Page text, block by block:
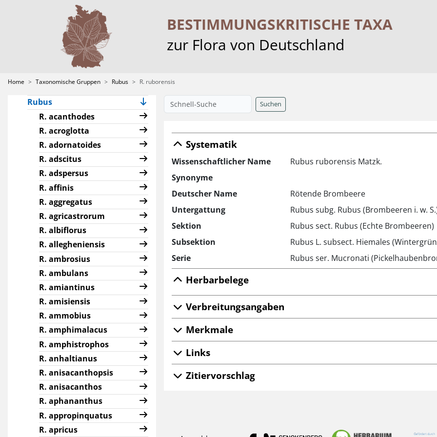
BESTIMMUNGS­KRITISCHE TAXA
zur Flora von Deutschland
Home Taxonomische Gruppen Rubus R. ruborensis
Hieracium
Ranunculus sect.
Rubus
R. acanthodes
R. acroglotta
R. adornatoides
R. adscitus
R. adspersus
R. affinis
R. aggregatus
R. agricastrorum
R. albiflorus
R. allegheniensis
R. ambrosius
R. ambulans
R. amiantinus
R. amisiensis
R. ammobius
R. amphimalacus
R. amphistrophos
R. anhaltianus
R. anisacanthopsis
R. anisacanthos
R. aphananthus
R. appropinquatus
R. apricus
Suchen
Systematik
Wissenschaftlicher Name
Rubus ruborensis Matzk.
Synonyme
Deutscher Name
Rötende Brombeere
Untergattung
Rubus subg. Rubus (Brombeeren i. w.
Sektion
Rubus sect. Rubus (Echte Brombeeren)
Subsektion
Rubus L. subsect. Hiemales
Serie
Rubus ser. Mucronati
Herbarbelege
Verbreitungsangaben
Merkmale
Links
Zitiervorschlag